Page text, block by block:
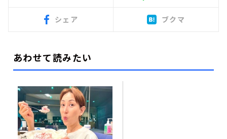
シェア ブクマ
あわせて読みたい